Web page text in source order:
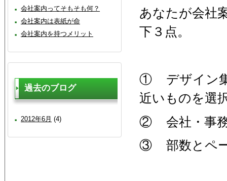
あなたが会社
下３点。
① デザイン集
近いものを選
② 会社・事務
③ 部数とペ
会社案内ってそもそも何？
会社案内は表紙が命
会社案内を持つメリット
過去のブログ
2012年6月 (4)